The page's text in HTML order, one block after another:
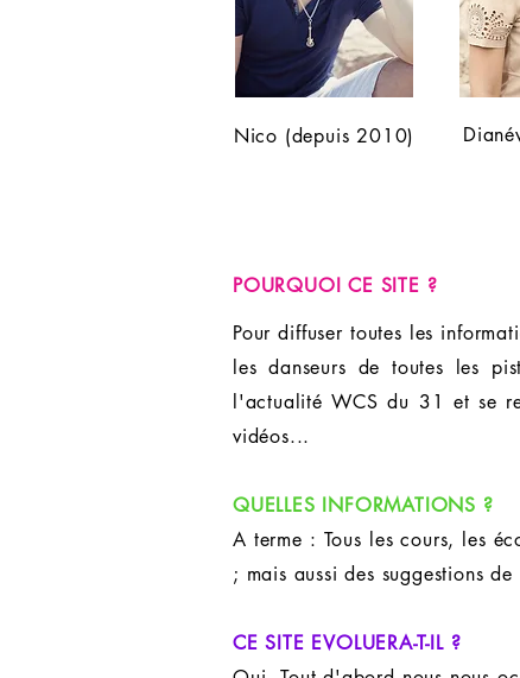
Nico (depuis 2010)
POURQUOI CE SITE ?
Pour diffuser toutes les
les danseurs de toutes les
l'actualité WCS du 31 et se
vidéos...
QUELLES INFORMATIONS ?
A terme : Tous les cours, les
; mais aussi des suggestions
CE SITE EVOLUERA-T-IL ?